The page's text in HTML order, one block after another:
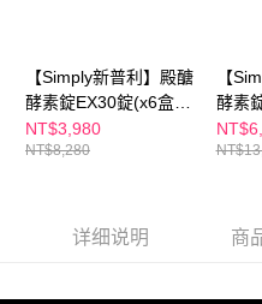
「AFTEE先享後付」(下稱本服務)
所提供，並由 AFTEE 向您收取款
含但不限於訂購人姓名、電話，收
AFTEE 於本服務必要服務範圍內運
若款項超過繳費期限，將根據當次
每笔NT$100，满NT$600(含以
宅配
每笔NT$100，满NT$600(含以
每笔NT$150，满NT$1,500(含以
【Simply新普利】殿醣
酵素錠EX30錠(x6盒)
超越苦瓜 白腎豆 桑葉
紅椿植萃
NT$3,980
NT$8,280
【
酵素
超越
紅椿
详细说明 商